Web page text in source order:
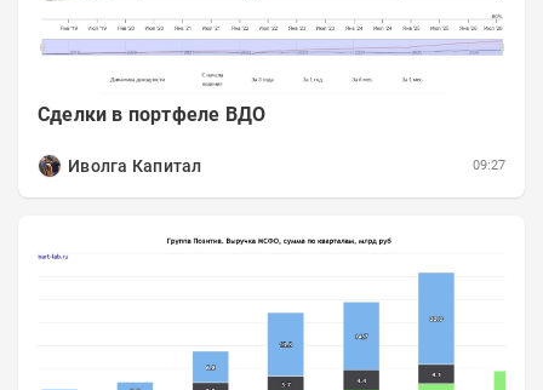
Сделки в портфеле ВДО
Иволга Капитал 09:27